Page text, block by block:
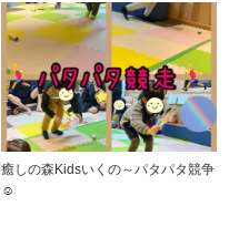
癒しの森Kidsいくの～パタパタ競争
☺